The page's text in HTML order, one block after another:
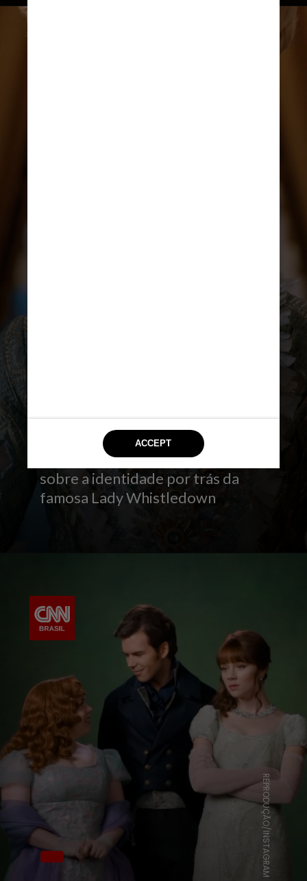
desenvolvimento do romance
entre os dois melhores amigos,
como também o grande mistério
sobre a identidade por trás da
famosa Lady Whistledown
REPRODUÇÃO/INSTAGRAM